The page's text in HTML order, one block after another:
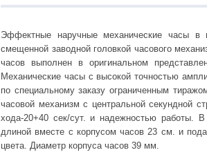
Эффектные наручные механические часы в
смещенной заводной головкой часового
часов выполнен в оригинальном
Механические часы с высокой точностью
по специальному заказу ограниченным
часовой механизм с центральной секундной
хода-20+40 сек/сут. и надежностью работы.
длиной вместе с корпусом часов 23 см. и
цвета. Диаметр корпуса часов 39 мм.